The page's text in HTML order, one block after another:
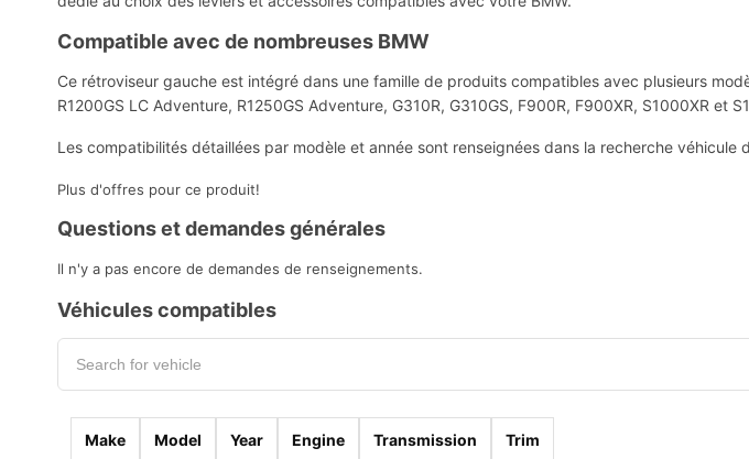
Compatible avec de nombreuses BMW
Ce rétroviseur gauche est intégré dans une famille de produits compatibles avec plusieurs
R1200GS LC Adventure, R1250GS Adventure, G310R, G310GS, F900R, F900XR, S1000XR et
Les compatibilités détaillées par modèle et année sont renseignées dans la recherche
Plus d'offres pour ce produit!
Questions et demandes générales
Il n'y a pas encore de demandes de renseignements.
Véhicules compatibles
Make Model Year Engine Transmission Trim